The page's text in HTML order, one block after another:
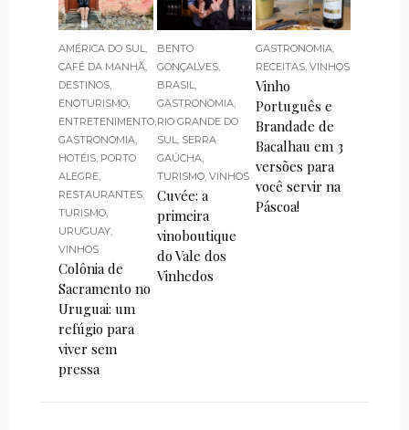
AMÉRICA DO SUL,
CAFÉ DA MANHÃ,
DESTINOS,
ENOTURISMO,
ENTRETENIMENTO,
GASTRONOMIA,
HOTÉIS, PORTO
ALEGRE,
RESTAURANTES,
TURISMO,
URUGUAY,
VINHOS
Colônia de
Sacramento no
Uruguai: um
refúgio para
viver sem
pressa
BENTO
GONÇALVES,
BRASIL,
GASTRONOMIA,
RIO GRANDE DO
SUL, SERRA
GAÚCHA,
TURISMO,VINHOS
Cuvée: a
primeira
vinoboutique
do Vale dos
Vinhedos
GASTRONOMIA,
RECEITAS,VINHOS
Vinho
Português e
Brandade de
Bacalhau em 3
versões para
você servir na
Páscoa!